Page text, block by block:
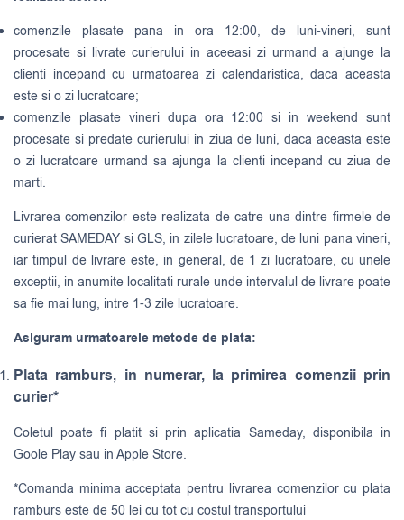
comenzile plasate pana in ora 12:00, de luni-vineri, sunt
procesate si livrate curierului in aceeasi zi urmand a ajunge la
clienti incepand cu urmatoarea zi calendaristica, daca aceasta
este si o zi lucratoare;
comenzile plasate vineri dupa ora 12:00 si in weekend sunt
procesate si predate curierului in ziua de luni, daca aceasta este
o zi lucratoare urmand sa ajunga la clienti incepand cu ziua de
marti.
Livrarea comenzilor este realizata de catre una dintre firmele de
curieratSAMEDAY si GLS, in zilele lucratoare, de luni pana vineri,
iar timpul de livrare este, in general, de 1 zi lucratoare, cu unele
exceptii, in anumite localitati rurale unde intervalul de livrare poate
sa fie mai lung, intre 1-3 zile lucratoare.
Asiguram urmatoarele metode de plata:
Plata ramburs, in numerar, la primirea comenzii prin
curier*
Coletul poate fi platit si prin aplicatia Sameday, disponibila in
Goole Play sau in Apple Store.
*Comanda minima acceptata pentru livrarea comenzilor cu plata
ramburs este de 50 lei cu tot cu costul transportului